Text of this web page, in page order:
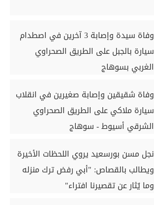
وفاة سيدة وإصابة 3 آخرين في اصطدام
سيارة بالجبل على الطريق الصحراوي
الغربي بسوهاج
وفاة شقيقين وإصابة صغيرين في انقلاب
سيارة ملاكي على الطريق الصحراوي
الشرقي أسيوط - سوهاج
نجل مسن بورسعيد يروي اللحظات الأخيرة
ويطالب بالقصاص: "أبي رفض ترك منزله
وما يُثار عن تقصيرنا افتراء"